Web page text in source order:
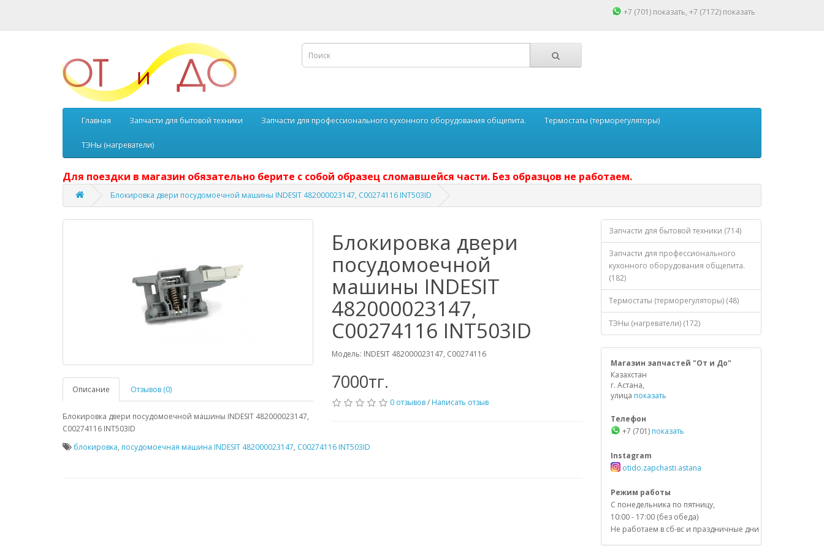
+7 (701) показать, +7 (7172) показать
Главная Запчасти для бытовой техники Запчасти для профессионального кухонного оборудования общепита. Термостаты (терморегуляторы)
ТЭНы (нагреватели)
Для поездки в магазин обязательно берите с собой образец сломавшейся части. Без образцов не работаем.
Блокировка двери посудомоечной машины INDESIT 482000023147, C00274116 INT503ID
Описание Отзывов (0)
Блокировка двери посудомоечной машины INDESIT 482000023147,
C00274116 INT503ID
Блокировка двери
посудомоечной
машины INDESIT
482000023147,
C00274116 INT503ID
Модель: INDESIT 482000023147, C00274116
7000тг.
0 отзывов/ Написать отзыв
блокировка, посудомоечная машина INDESIT 482000023147, C00274116 INT503ID
Запчасти для бытовой техники (714)
Запчасти для профессионального
кухонного оборудования общепита.
(182)
Термостаты (терморегуляторы) (48)
ТЭНы (нагреватели) (172)
Магазин запчастей "От и До"
Казахстан
г. Астана,
улица показать
Телефон
+7 (701) показать
Instagram
otido.zapchasti.astana
Режим работы
С понедельника по пятницу,
10:00 - 17:00 (без обеда)
Не работаем в сб-вс и праздничные дни